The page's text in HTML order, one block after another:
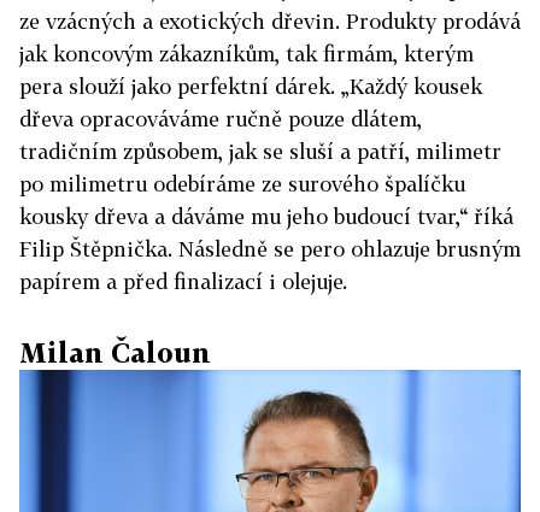
ze vzácných a exotických dřevin. Produkty prodává
jak koncovým zákazníkům, tak firmám, kterým
pera slouží jako perfektní dárek. „Každý kousek
dřeva opracováváme ručně pouze dlátem,
tradičním způsobem, jak se sluší a patří, milimetr
po milimetru odebíráme ze surového špalíčku
kousky dřeva a dáváme mu jeho budoucí tvar,“ říká
Filip Štěpnička. Následně se pero ohlazuje brusným
papírem a před finalizací i olejuje.
Milan Čaloun